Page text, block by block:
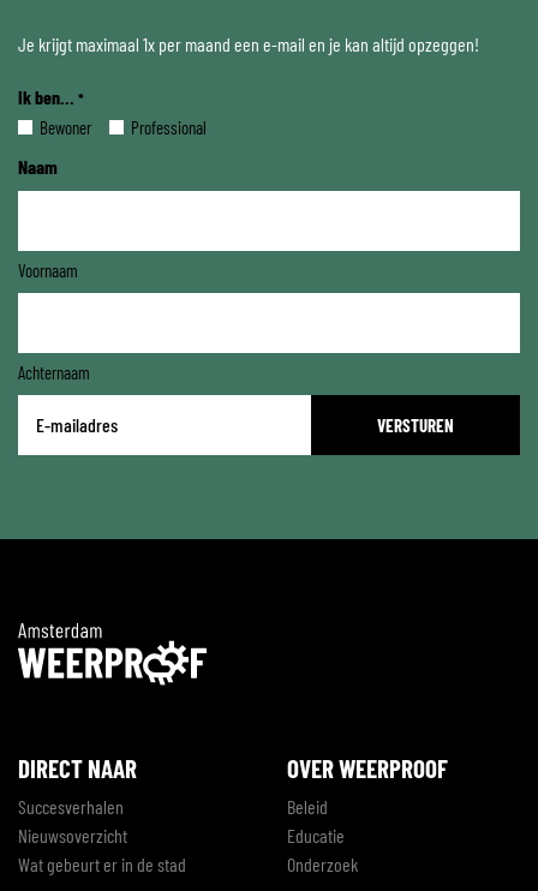
Je krijgt maximaal 1x per maand een e-mail en je kan altijd opzeggen!
Ik ben... *
Bewoner Professional
Naam
Voornaam
Achternaam
mailadres
DIRECT NAAR
Succesverhalen
Nieuwsoverzicht
Wat gebeurt er in de stad
OVER WEERPROOF
Beleid
Educatie
Onderzoek